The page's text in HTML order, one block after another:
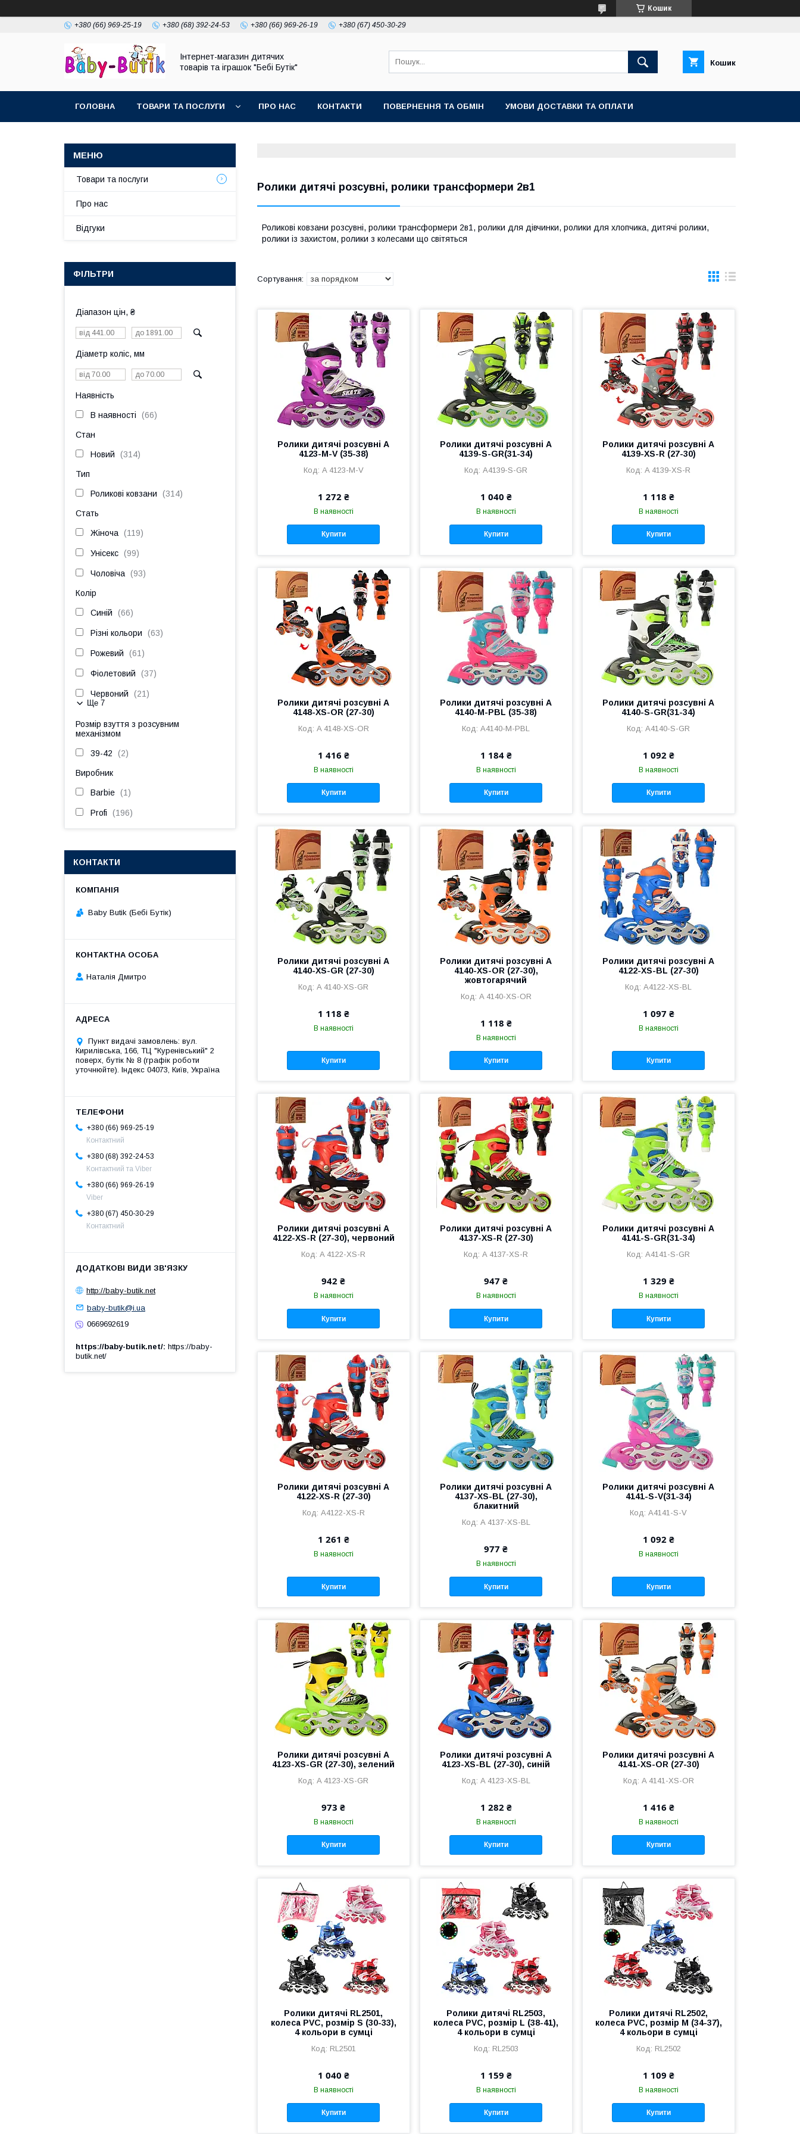
Кошик
+380 (66) 969-25-19 +380 (68) 392-24-53 +380 (66) 969-26-19 +380 (67) 450-30-29
Інтернет-магазин дитячих
товарів та іграшок "Бебі Бутік"
Кошик
ГОЛОВНА ТОВАРИ ТА ПОСЛУГИ ПРО НАС КОНТАКТИ ПОВЕРНЕННЯ ТА ОБМІН УМОВИ ДОСТАВКИ ТА ОПЛАТИ
Ролики дитячі розсувні, ролики трансформери 2в1
Роликові ковзани розсувні, ролики трансформери 2в1, ролики для дівчинки, ролики для хлопчика, дитячі ролики,
ролики із захистом, ролики з колесами що світяться
Ролики дитячі розсувні A
4123-M-V (35-38)
A 4123-M-V
1 272 ₴
В наявності
Купити
Ролики дитячі розсувні A
4139-S-GR(31-34)
A4139-S-GR
1 040 ₴
В наявності
Купити
Ролики дитячі розсувні A
4139-XS-R (27-30)
A 4139-XS-R
1 118 ₴
В наявності
Купити
Ролики дитячі розсувні A
4148-XS-OR (27-30)
A 4148-XS-OR
1 416 ₴
В наявності
Купити
Ролики дитячі розсувні A
4140-M-PBL (35-38)
A4140-M-PBL
1 184 ₴
В наявності
Купити
Ролики дитячі розсувні A
4140-S-GR(31-34)
A4140-S-GR
1 092 ₴
В наявності
Купити
Ролики дитячі розсувні A
4140-XS-GR (27-30)
A 4140-XS-GR
1 118 ₴
В наявності
Купити
Ролики дитячі розсувні A
4140-XS-OR (27-30),
жовтогарячий
A 4140-XS-OR
1 118 ₴
В наявності
Купити
Ролики дитячі розсувні A
4122-XS-BL (27-30)
A4122-XS-BL
1 097 ₴
В наявності
Купити
Ролики дитячі розсувні A
4122-XS-R (27-30), червоний
A 4122-XS-R
942 ₴
В наявності
Купити
Ролики дитячі розсувні A
4137-XS-R (27-30)
A 4137-XS-R
947 ₴
В наявності
Купити
Ролики дитячі розсувні A
4141-S-GR(31-34)
A4141-S-GR
1 329 ₴
В наявності
Купити
Ролики дитячі розсувні A
4122-XS-R (27-30)
A4122-XS-R
1 261 ₴
В наявності
Купити
Ролики дитячі розсувні A
4137-XS-BL (27-30),
блакитний
A 4137-XS-BL
977 ₴
В наявності
Купити
Ролики дитячі розсувні A
4141-S-V(31-34)
A4141-S-V
1 092 ₴
В наявності
Купити
Ролики дитячі розсувні A
4123-XS-GR (27-30), зелений
A 4123-XS-GR
973 ₴
В наявності
Купити
Ролики дитячі розсувні A
4123-XS-BL (27-30), синій
A 4123-XS-BL
1 282 ₴
В наявності
Купити
Ролики дитячі розсувні A
4141-XS-OR (27-30)
A 4141-XS-OR
1 416 ₴
В наявності
Купити
Ролики дитячі RL2501,
колеса PVC, розмір S (30-33),
4 кольори в сумці
RL2501
1 040 ₴
В наявності
Купити
Ролики дитячі RL2503,
колеса PVC, розмір L (38-41),
4 кольори в сумці
RL2503
1 159 ₴
В наявності
Купити
Ролики дитячі RL2502,
колеса PVC, розмір M (34-37),
4 кольори в сумці
RL2502
1 109 ₴
В наявності
Купити
Товари та послуги
Про нас
Відгуки
ФІЛЬТРИ
Діапазон цін, ₴
Діаметр коліс, мм
Наявність
В наявності 66
Стан
Новий 314
Тип
Роликові ковзани 314
Стать
Жіноча 119
Унісекс 99
Чоловіча 93
Колір
Синій 66
Різні кольори 63
Рожевий 61
Фіолетовий 37
Червоний 21
Ще 7
Розмір взуття з розсувним
механізмом
39-42 2
Виробник
Barbie 1
Profi 196
КОНТАКТИ
Baby Butik (Бебі Бутік)
Наталія Дмитро
Пункт видачі замовлень: вул.
Кирилівська, 166, ТЦ "Куренівський" 2
поверх, бутік № 8 (графік роботи
уточнюйте). Індекс 04073, Київ, Україна
+380 (66) 969-25-19
Контактний
+380 (68) 392-24-53
Контактний та Viber
+380 (66) 969-26-19
Viber
+380 (67) 450-30-29
Контактний
http://baby-butik.net
baby-butik@i.ua
0669692619
https://baby-butik.net/ https://baby-
butik.net/